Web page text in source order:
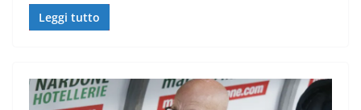
Leggi tutto